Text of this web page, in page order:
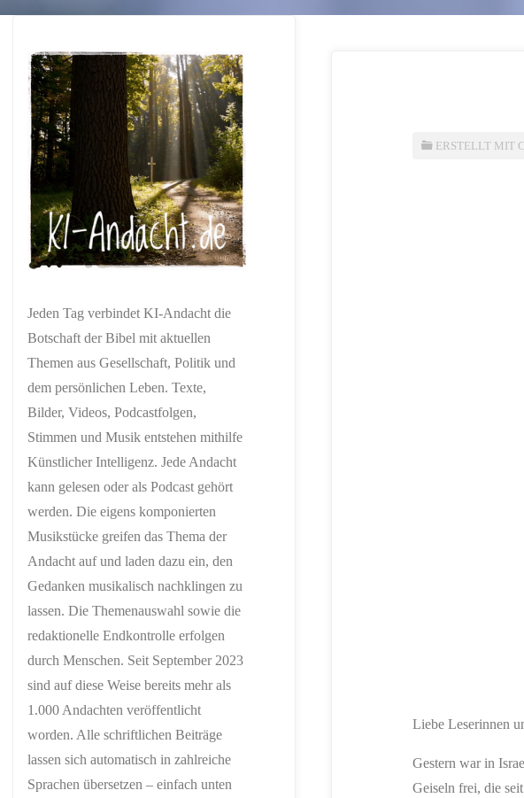
ERSTELLT MIT
Liebe Leserinnen
Gestern war in
Geiseln frei, die
Jeden Tag verbindet KI-Andacht die
Botschaft der Bibel mit aktuellen
Themen aus Gesellschaft, Politik und
dem persönlichen Leben. Texte,
Bilder, Videos, Podcastfolgen,
Stimmen und Musik entstehen mithilfe
Künstlicher Intelligenz. Jede Andacht
kann gelesen oder als Podcast gehört
werden. Die eigens komponierten
Musikstücke greifen das Thema der
Andacht auf und laden dazu ein, den
Gedanken musikalisch nachklingen zu
lassen. Die Themenauswahl sowie die
redaktionelle Endkontrolle erfolgen
durch Menschen. Seit September 2023
sind auf diese Weise bereits mehr als
1.000 Andachten veröffentlicht
worden. Alle schriftlichen Beiträge
lassen sich automatisch in zahlreiche
Sprachen übersetzen – einfach unten